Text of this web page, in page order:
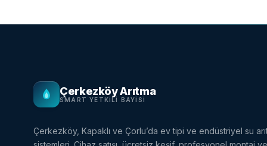
Çerkezköy Arıtma
SMART YETKILI BAYISI
Çerkezköy, Kapaklı ve Çorlu’da ev tipi ve endüstriyel su